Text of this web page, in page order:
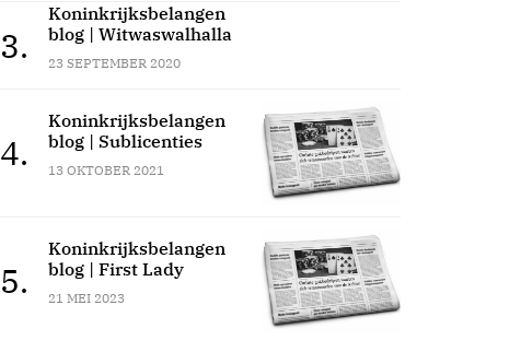
3.
Koninkrijksbelangen
blog | Witwaswalhalla
23 SEPTEMBER 2020
4.
Koninkrijksbelangen
blog | Sublicenties
13 OKTOBER 2021
5.
Koninkrijksbelangen
blog | First Lady
21 MEI 2023